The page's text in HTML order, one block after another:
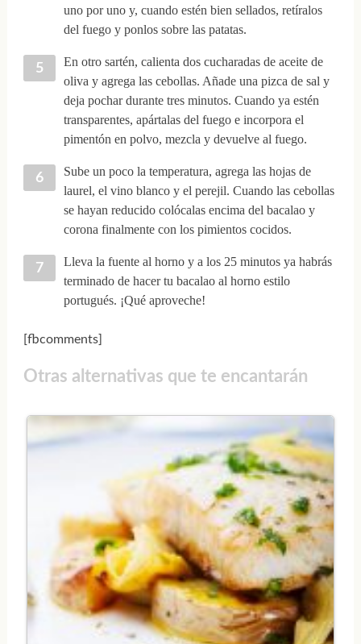
uno por uno y, cuando estén bien sellados, retíralos
del fuego y ponlos sobre las patatas.
En otro sartén, calienta dos cucharadas de aceite de
oliva y agrega las cebollas. Añade una pizca de sal y
deja pochar durante tres minutos. Cuando ya estén
transparentes, apártalas del fuego e incorpora el
pimentón en polvo, mezcla y devuelve al fuego.
Sube un poco la temperatura, agrega las hojas de
laurel, el vino blanco y el perejil. Cuando las cebollas
se hayan reducido colócalas encima del bacalao y
corona finalmente con los pimientos cocidos.
Lleva la fuente al horno y a los 25 minutos ya habrás
terminado de hacer tu bacalao al horno estilo
portugués. ¡Qué aproveche!
[fbcomments]
Otras alternativas que te encantarán